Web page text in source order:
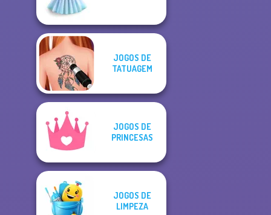
JOGOS DE
TATUAGEM
JOGOS DE
PRINCESAS
JOGOS DE
LIMPEZA